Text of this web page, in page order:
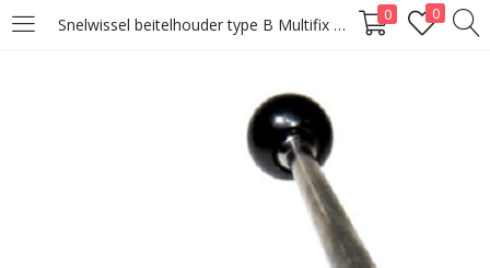
Snelwissel beitelhouder type B Multifix Original 300-500 0 0
LOGIN
Enter your username and password to login.